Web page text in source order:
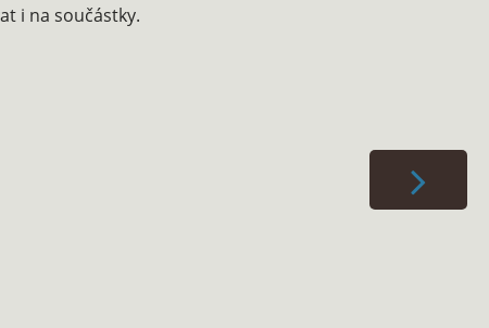
i na součástky.